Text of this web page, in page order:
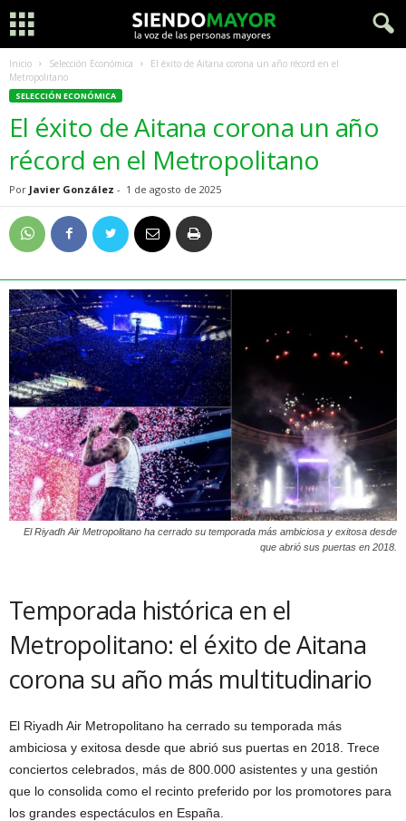
Inicio Selección Económica
El éxito de Aitana corona un año récord en el
Metropolitano
SELECCIÓN ECONÓMICA
El éxito de Aitana corona un año
récord en el Metropolitano
Por Javier González - 1 de agosto de 2025
El Riyadh Air Metropolitano ha cerrado su temporada más ambiciosa y exitosa desde
que abrió sus puertas en 2018.
Temporada histórica en el
Metropolitano: el éxito de Aitana
corona su año más multitudinario
El Riyadh Air Metropolitano ha cerrado su temporada más
ambiciosa y exitosa desde que abrió sus puertas en 2018. Trece
conciertos celebrados, más de 800.000 asistentes y una gestión
que lo consolida como el recinto preferido por los promotores para
los grandes espectáculos en España.